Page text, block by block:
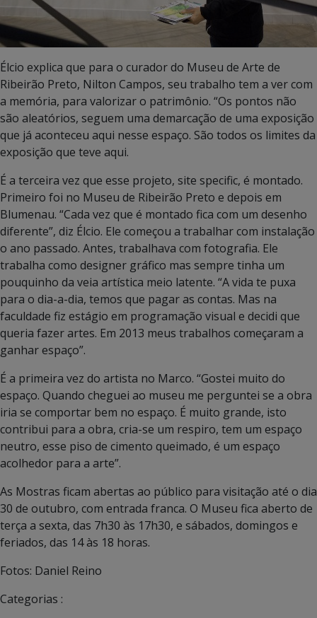
Élcio explica que para o curador do Museu de Arte de
Ribeirão Preto, Nilton Campos, seu trabalho tem a ver com
a memória, para valorizar o patrimônio. “Os pontos não
são aleatórios, seguem uma demarcação de uma exposição
que já aconteceu aqui nesse espaço. São todos os limites da
exposição que teve aqui.
É a terceira vez que esse projeto, site specific, é montado.
Primeiro foi no Museu de Ribeirão Preto e depois em
Blumenau. “Cada vez que é montado fica com um desenho
diferente”, diz Élcio. Ele começou a trabalhar com instalação
o ano passado. Antes, trabalhava com fotografia. Ele
trabalha como designer gráfico mas sempre tinha um
pouquinho da veia artística meio latente. “A vida te puxa
para o dia-a-dia, temos que pagar as contas. Mas na
faculdade fiz estágio em programação visual e decidi que
queria fazer artes. Em 2013 meus trabalhos começaram a
ganhar espaço”.
É a primeira vez do artista no Marco. “Gostei muito do
espaço. Quando cheguei ao museu me perguntei se a obra
iria se comportar bem no espaço. É muito grande, isto
contribui para a obra, cria-se um respiro, tem um espaço
neutro, esse piso de cimento queimado, é um espaço
acolhedor para a arte”.
As Mostras ficam abertas ao público para visitação até o dia
30 de outubro, com entrada franca. O Museu fica aberto de
terça a sexta, das 7h30 às 17h30, e sábados, domingos e
feriados, das 14 às 18 horas.
Fotos: Daniel Reino
Categorias :